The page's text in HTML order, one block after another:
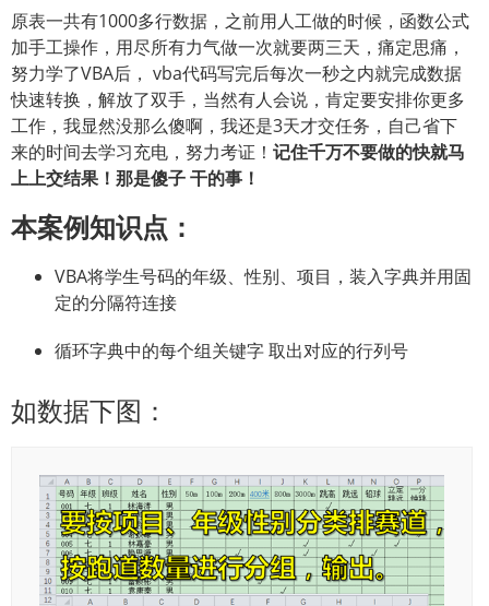
原表一共有1000多行数据，之前用人工做的时候，函数公式
加手工操作，用尽所有力气做一次就要两三天，痛定思痛，
努力学了VBA后， vba代码写完后每次一秒之内就完成数据
快速转换，解放了双手，当然有人会说，肯定要安排你更多
工作，我显然没那么傻啊，我还是3天才交任务，自己省下
来的时间去学习充电，努力考证！ 记住千万不要做的快就马
上上交结果！那是傻子 干的事！
本案例知识点：
VBA将学生号码的年级、性别、项目，装入字典并用固
定的分隔符连接
循环字典中的每个组关键字 取出对应的行列号
如数据下图：